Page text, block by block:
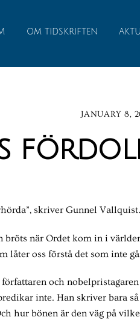
OM TIDSKRIFTEN
JANUARY 8,
skriver Gunnel Vallquist.
bröts när Ordet kom in i
låter oss förstå det som inte
och nobelpristagaren
inte. Han skriver bara
hur bönen är den väg på